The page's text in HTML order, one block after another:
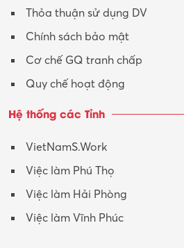
Thỏa thuận sử dụng DV
Chính sách bảo mật
Cơ chế GQ tranh chấp
Quy chế hoạt động
Hệ thống các Tỉnh
VietNamS.Work
Việc làm Phú Thọ
Việc làm Hải Phòng
Việc làm Vĩnh Phúc